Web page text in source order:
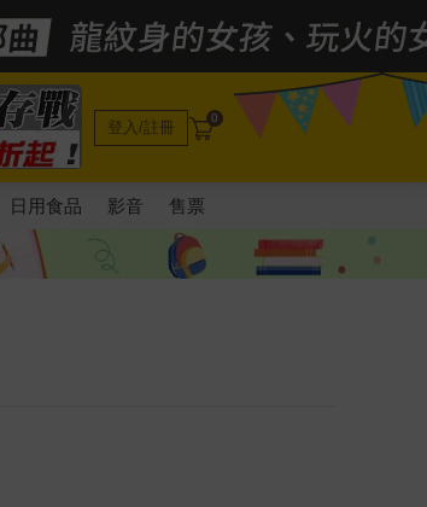
登入/註冊 0
日用食品 影音 售票